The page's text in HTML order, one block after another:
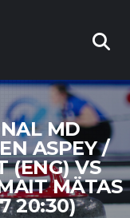
MD
ASPEY /
(ENG) VS
MÄTAS
20:30)